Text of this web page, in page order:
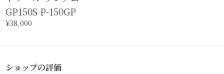
GP150S P-150GP
¥38,000
ショップの評価